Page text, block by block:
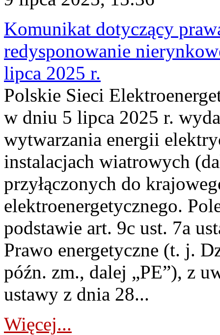
Komunikat dotyczący
redysponowanie
lipca 2025 r.
Polskie Sieci
w dniu 5 lipca 2025 r.
wytwarzania energii
instalacjach wiatrowych
przyłączonych do
elektroenergetycznego.
podstawie art. 9c ust. 7a
Prawo energetyczne (t. j.
późn. zm., dalej „PE”), z
ustawy z dnia 28...
Więcej...